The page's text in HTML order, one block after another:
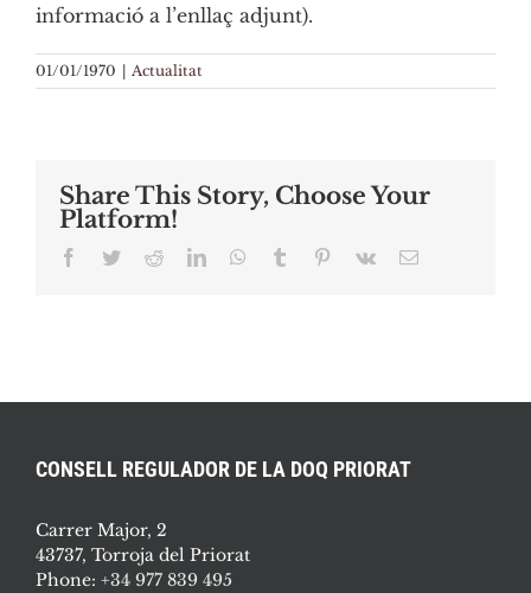
informació a l’enllaç adjunt).
01/01/1970 | Actualitat
Share This Story, Choose Your
Platform!
Facebook
TwitterRedditLinkedInWhatsApp
Tumblr Pinterest
Vk Email:
CONSELL REGULADOR DE LA DOQ PRIORAT
Carrer Major, 2
43737, Torroja del Priorat
Phone: +34 977 839 495